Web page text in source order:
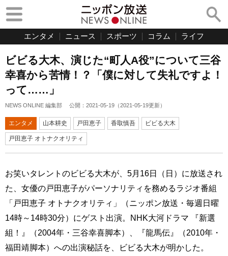
エンタメ ニュース スポーツ コラム ライフ
ビビる大木、演じた“町人A役”について三谷
幸喜から苦情！？「僕に対して失礼ですよ！
って……」
NEWS ONLINE 編集部 公開： 2021-05-19 （2021-05-19更新）
エンタメ 山本耕史 戸田恵子 香取慎吾 ビビる大木
戸田恵子 オトナクオリティ
お笑いタレントのビビる大木が、5月16日（日）に放送され
た、女優の戸田恵子がパーソナリティを務めるラジオ番組
「戸田恵子 オトナクオリティ」（ニッポン放送・毎週日曜
14時～14時30分）にゲスト出演。NHK大河ドラマ 『新選
組！』（2004年・三谷幸喜脚本）、『龍馬伝』（2010年・
福田靖脚本）への出演秘話を、ビビる大木が明かした。